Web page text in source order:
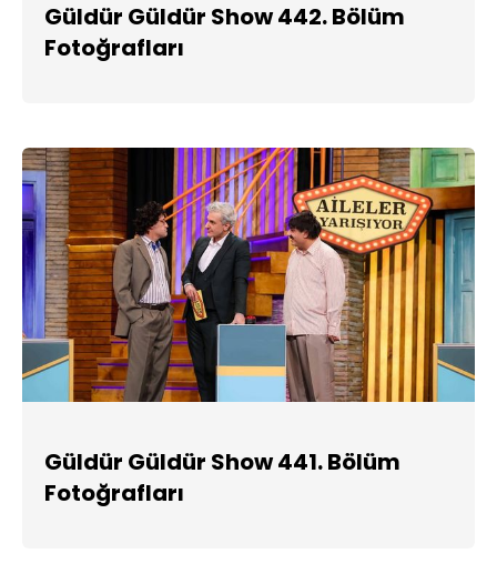
Güldür Güldür Show 442. Bölüm
Fotoğrafları
Güldür Güldür Show 441. Bölüm
Fotoğrafları